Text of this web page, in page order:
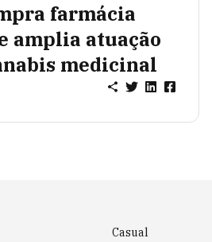
farmácia
amplia atuação
medicinal
Casual